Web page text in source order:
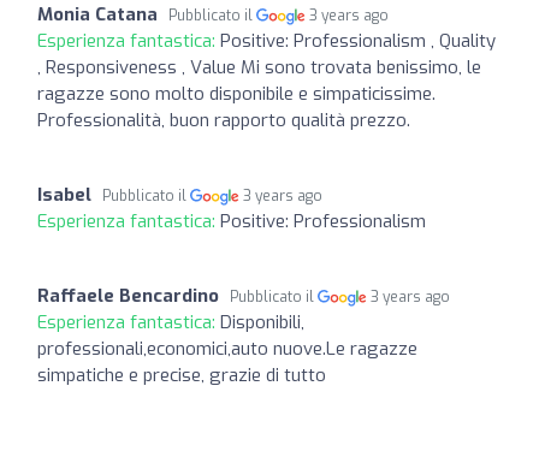
Monia Catana Pubblicato il 3 years ago
Esperienza fantastica: Positive: Professionalism , Quality
, Responsiveness , Value Mi sono trovata benissimo, le
ragazze sono molto disponibile e simpaticissime.
Professionalità, buon rapporto qualità prezzo.
Isabel Pubblicato il 3 years ago
Esperienza fantastica: Positive: Professionalism
Raffaele Bencardino Pubblicato il 3 years ago
Esperienza fantastica: Disponibili,
professionali,economici,auto nuove.Le ragazze
simpatiche e precise, grazie di tutto